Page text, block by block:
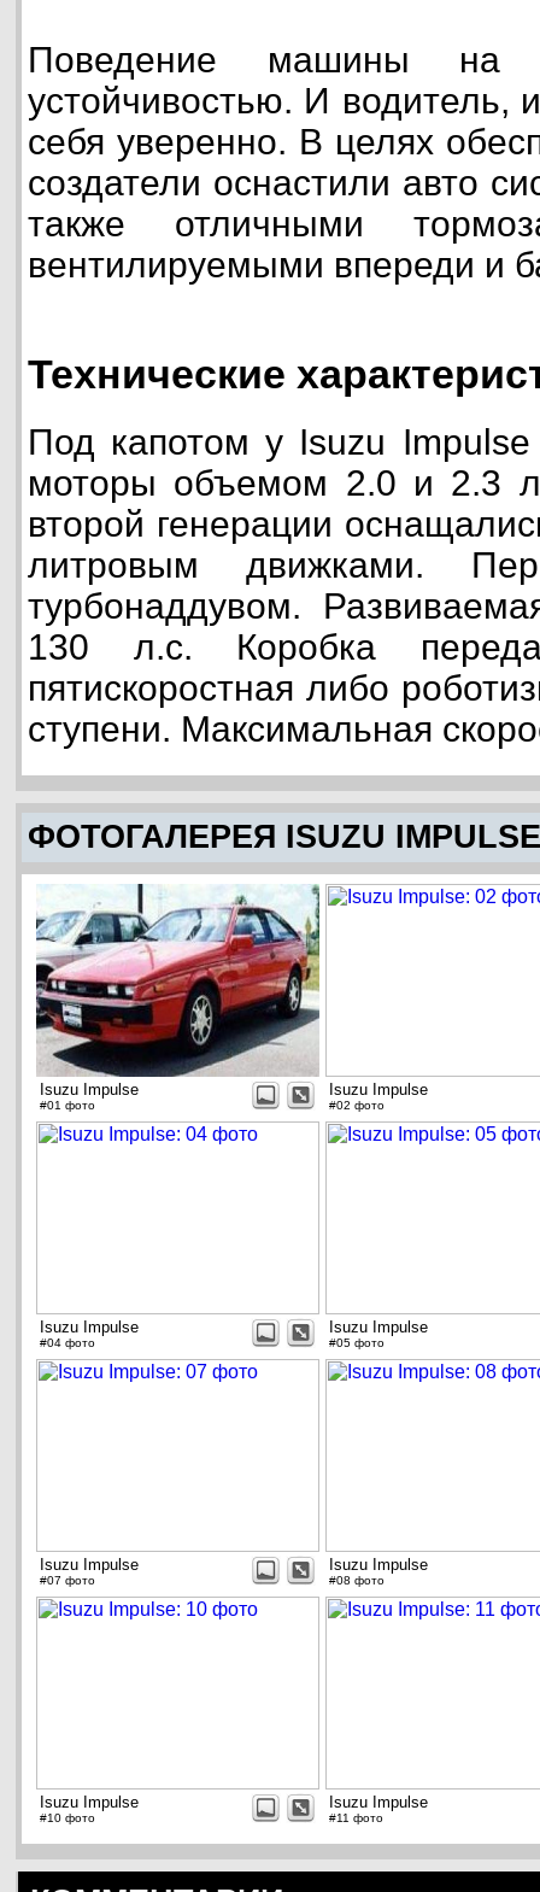
Поведение машины на
устойчивостью. И водитель,
себя уверенно. В целях
создатели оснастили авто
также отличными
вентилируемыми впереди и
Технические
Под капотом у Isuzu Impulse
моторы объемом 2.0 и 2.3
второй генерации
литровым движками.
турбонаддувом.
130 л.с. Коробка
пятискоростная либо
ступени. Максимальная
ФОТОГАЛЕРЕЯ ISUZU IMPULSE
Isuzu Impulse
#01 фото
Isuzu Impulse
#02 фото
Isuzu Impulse
#04 фото
Isuzu Impulse
#05 фото
Isuzu Impulse
#07 фото
Isuzu Impulse
#08 фото
Isuzu Impulse
#10 фото
Isuzu Impulse
#11 фото